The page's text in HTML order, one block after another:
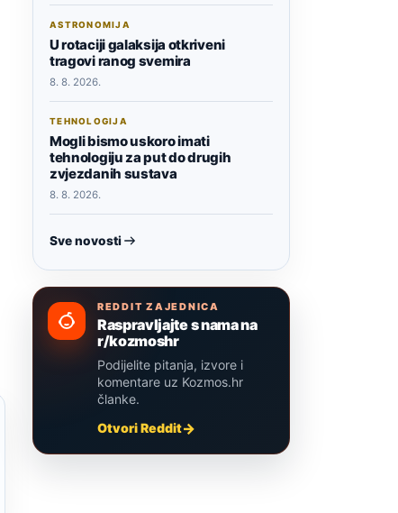
ASTRONOMIJA
U rotaciji galaksija otkriveni
tragovi ranog svemira
8. 8. 2026.
TEHNOLOGIJA
Mogli bismo uskoro imati
tehnologiju za put do drugih
zvjezdanih sustava
8. 8. 2026.
Sve novosti
REDDIT ZAJEDNICA
Raspravljajte s nama na
r/kozmoshr
Podijelite pitanja, izvore i
komentare uz Kozmos.hr
članke.
Otvori Reddit